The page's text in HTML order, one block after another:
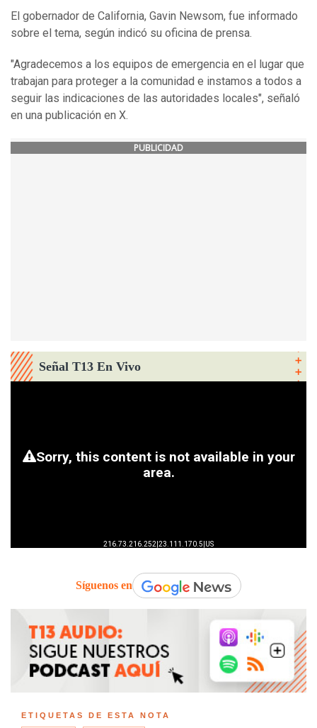
El gobernador de California, Gavin Newsom, fue informado
sobre el tema, según indicó su oficina de prensa.
"Agradecemos a los equipos de emergencia en el lugar que
trabajan para proteger a la comunidad e instamos a todos a
seguir las indicaciones de las autoridades locales", señaló
en una publicación en X.
PUBLICIDAD
Señal T13 En Vivo
Síguenos en
ETIQUETAS DE ESTA NOTA